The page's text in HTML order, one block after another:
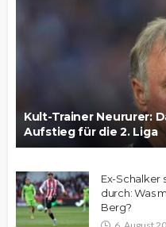
Kult-Trainer Neururer:
Aufstieg für die 2. Liga
Ex-Schalker
durch: Was
Berg?